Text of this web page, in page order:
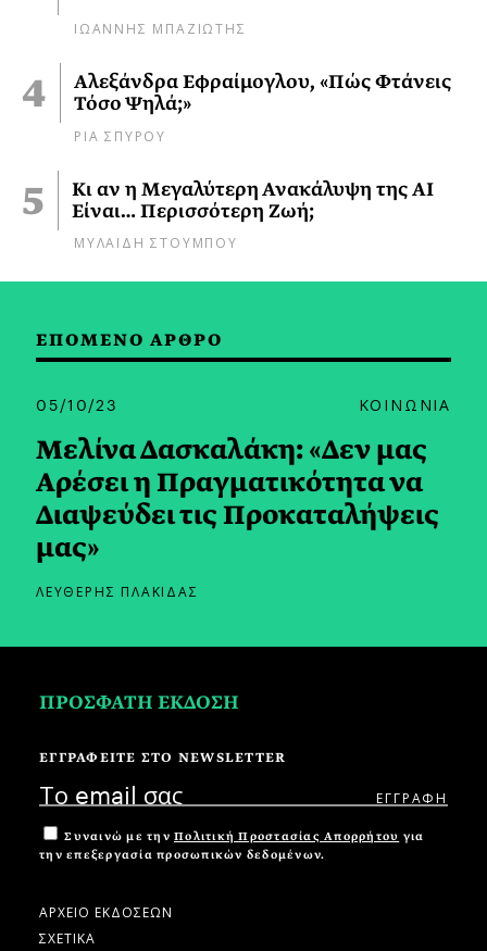
ΙΩΑΝΝΗΣ ΜΠΑΖΙΩΤΗΣ
Αλεξάνδρα Εφραίμογλου, «Πώς Φτάνεις
Τόσο Ψηλά;»
ΡΙΑ ΣΠΥΡΟΥ
Κι αν η Μεγαλύτερη Ανακάλυψη της AI
Είναι… Περισσότερη Ζωή;
ΜΥΛΑΙΔΗ ΣΤΟΥΜΠΟΥ
ΕΠΟΜΕΝΟ ΑΡΘΡΟ
05/10/23 ΚΟΙΝΩΝΙΑ
Μελίνα Δασκαλάκη: «Δεν μας
Αρέσει η Πραγματικότητα να
Διαψεύδει τις Προκαταλήψεις
μας»
ΛΕΥΘΕΡΗΣ ΠΛΑΚΙΔΑΣ
ΠΡΟΣΦΑΤΗ ΕΚΔΟΣΗ
ΕΓΓΡΑΦΕΙΤΕ ΣΤΟ NEWSLETTER
Συναινώ με την Πολιτική Προστασίας Απορρήτου για
την επεξεργασία προσωπικών δεδομένων.
ΑΡΧΕΙΟ ΕΚΔΟΣΕΩΝ
ΣΧΕΤΙΚΑ